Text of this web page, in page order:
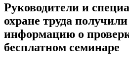
Руководители и
охране труда
информацию о
бесплатном семинаре